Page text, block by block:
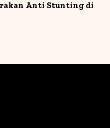
Anti Stunting di